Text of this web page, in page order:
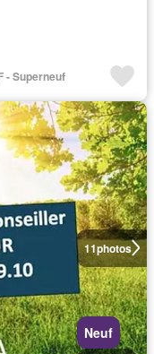
- Superneuf
11photos
Neuf